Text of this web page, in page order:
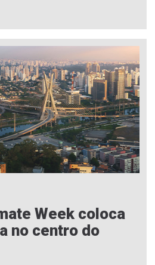
Week coloca
no centro do